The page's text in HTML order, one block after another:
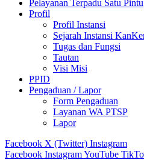
Pelayanan Terpadu Satu Pintu
Profil
Profil Instansi
Sejarah Instansi
Tugas dan Fungsi
Tautan
Visi Misi
PPID
Pengaduan / Lapor
Form Pengaduan
Layanan WA PTSP
Lapor
Facebook X (Twitter) Instagram
Facebook InstagramYouTube